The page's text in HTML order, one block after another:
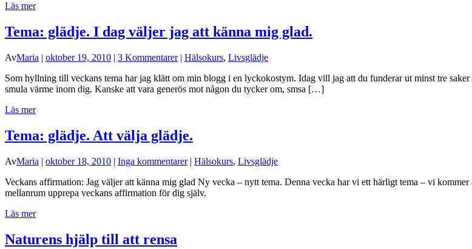
Läs mer
Tema: glädje. I dag väljer jag att känna mig glad.
AvMaria | oktober 19, 2010 | 3 Kommentarer| Hälsokurs, Livsglädje
Som hyllning till veckans tema har jag klätt om min blogg i en lyckokostym. Idag vill jag att du funderar ut minst tre
smula värme inom dig. Kanske att vara generös mot någon du tycker om, smsa […]
Läs mer
Tema: glädje. Att välja glädje.
AvMaria | oktober 18, 2010 | Inga kommentarer| Hälsokurs, Livsglädje
Veckans affirmation: Jag väljer att känna mig glad Ny vecka – nytt tema. Denna vecka har vi ett härligt tema – vi
mellanrum upprepa veckans affirmation för dig själv.
Läs mer
Naturens hjälp till att rensa